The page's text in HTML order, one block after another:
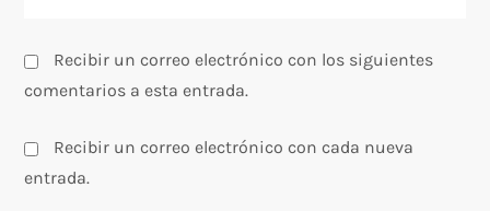
a
s
Recibir un correo electrónico con los siguientes
comentarios a esta entrada.
Recibir un correo electrónico con cada nueva
entrada.